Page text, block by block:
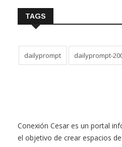
TAGS
dailyprompt dailyprompt-
Conexión Cesar es un portal
el objetivo de crear espacios